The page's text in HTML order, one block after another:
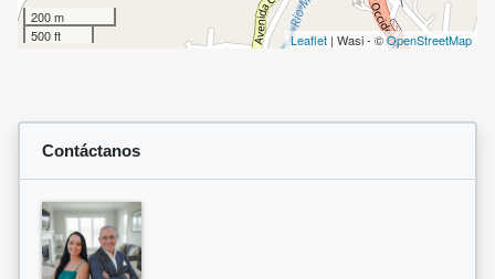
200 m
500 ft
Leaflet | Wasi - ©OpenStreetMap
Contáctanos